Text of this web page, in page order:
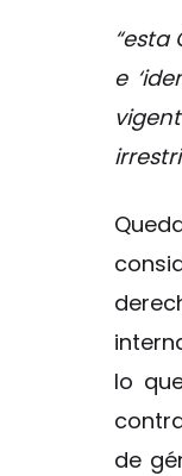
“esta
e
lo
de